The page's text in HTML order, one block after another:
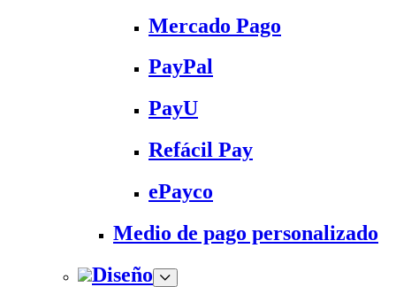
Mercado Pago
PayPal
PayU
Refácil Pay
ePayco
Medio de pago personalizado
Diseño